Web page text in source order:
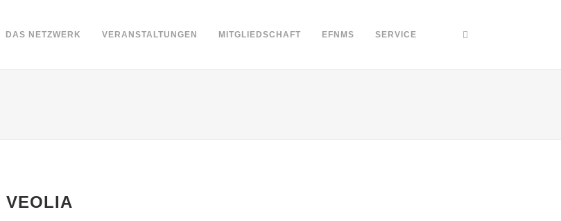
DAS NETZWERK VERANSTALTUNGEN MITGLIEDSCHAFT EFNMS SERVICE
VEOLIA